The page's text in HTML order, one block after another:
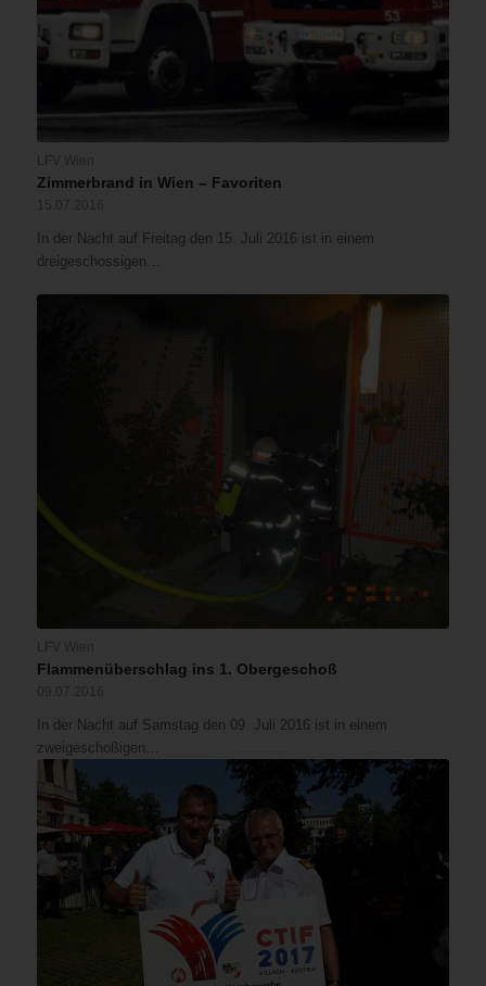
Zimmerbrand in Wien – Favoriten
In der Nacht auf Freitag den 15. Juli 2016 ist in einem
dreigeschossigen…
Flammenüberschlag ins 1. Obergeschoß
In der Nacht auf Samstag den 09. Juli 2016 ist in einem
zweigeschoßigen…